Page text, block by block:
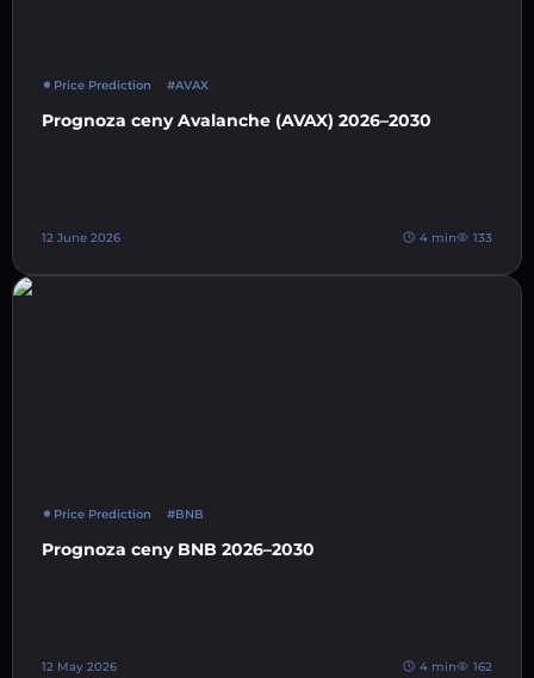
Price Prediction #AVAX
Prognoza ceny Avalanche (AVAX) 2026–2030
12 June 2026 4 min 133
Price Prediction #BNB
Prognoza ceny BNB 2026–2030
12 May 2026 4 min 162